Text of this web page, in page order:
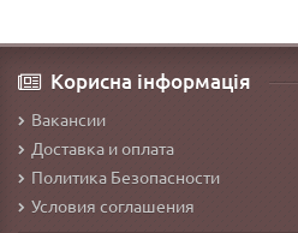
Корисна інформація
Вакансии
Доставка и оплата
Политика Безопасности
Условия соглашения